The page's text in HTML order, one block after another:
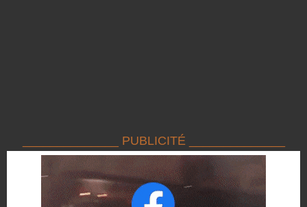
______________ PUBLICITÉ ______________